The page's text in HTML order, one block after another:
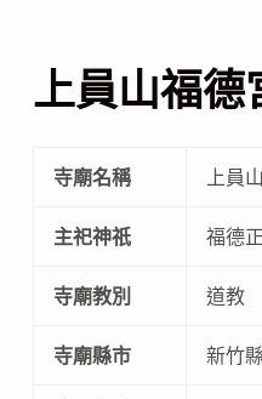
上員山福德
寺廟名稱 上員
主祀神祇 福德
寺廟教別 道教
寺廟縣市 新竹縣